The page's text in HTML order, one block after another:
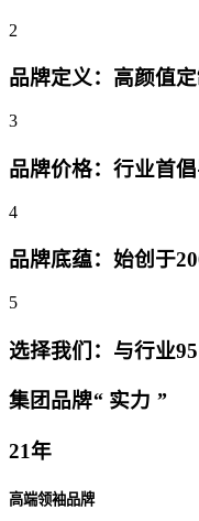
2
品牌定义：高颜值
3
品牌价格：行业首
4
品牌底蕴：始创于
5
选择我们：与行业
集团品牌“ 实力 ”
21年
高端领袖品牌